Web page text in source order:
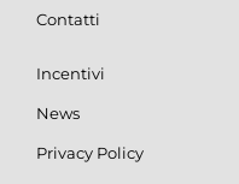
Contatti
Incentivi
News
Privacy Policy